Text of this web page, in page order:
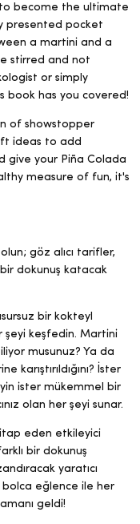
become the ultimate
presented pocket
a martini and a
stirred and not
or simply
book has you covered!
of showstopper
ideas to add
give your Piña Colada
measure of fun, it's
göz alıcı tarifler,
dokunuş katacak
bir kokteyl
şeyi keşfedin. Martini
musunuz? Ya da
İster
ister mükemmel bir
olan her şeyi sunar.
eden etkileyici
bir dokunuş
yaratıcı
bolca eğlence ile her
geldi!